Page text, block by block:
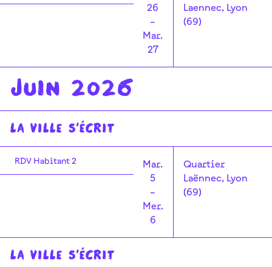
26
–
Mar.
27
Laennec, Lyon
(69)
Juin 2026
La Ville s'écrit
Mar.
5
–
Mer.
6
Quartier
Laënnec, Lyon
(69)
RDV Habitant 2
La Ville s'écrit